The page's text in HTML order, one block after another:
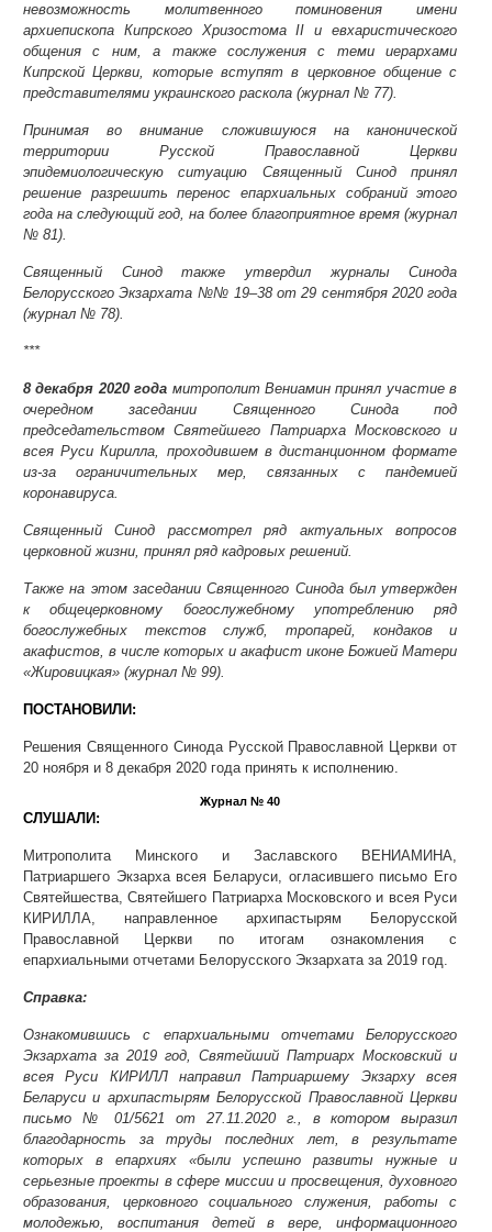
невозможность молитвенного поминовения имени
архиепископа Кипрского Хризостома II и евхаристического
общения с ним, а также сослужения с теми иерархами
Кипрской Церкви, которые вступят в церковное общение с
представителями украинского раскола (журнал № 77).
Принимая во внимание сложившуюся на канонической
территории Русской Православной Церкви
эпидемиологическую ситуацию Священный Синод принял
решение разрешить перенос епархиальных собраний этого
года на следующий год, на более благоприятное время (журнал
№ 81).
Священный Синод также утвердил журналы Синода
Белорусского Экзархата №№ 19–38 от 29 сентября 2020 года
(журнал № 78).
***
8 декабря 2020 года митрополит Вениамин принял участие в
очередном заседании Священного Синода под
председательством Святейшего Патриарха Московского и
всея Руси Кирилла, проходившем в дистанционном формате
из-за ограничительных мер, связанных с пандемией
коронавируса.
Священный Синод рассмотрел ряд актуальных вопросов
церковной жизни, принял ряд кадровых решений.
Также на этом заседании Священного Синода был утвержден
к общецерковному богослужебному употреблению ряд
богослужебных текстов служб, тропарей, кондаков и
акафистов, в числе которых и акафист иконе Божией Матери
«Жировицкая» (журнал № 99).
ПОСТАНОВИЛИ:
Решения Священного Синода Русской Православной Церкви от
20 ноября и 8 декабря 2020 года принять к исполнению.
Журнал № 40
СЛУШАЛИ:
Митрополита Минского и Заславского ВЕНИАМИНА,
Патриаршего Экзарха всея Беларуси, огласившего письмо Его
Святейшества, Святейшего Патриарха Московского и всея Руси
КИРИЛЛА, направленное архипастырям Белорусской
Православной Церкви по итогам ознакомления с
епархиальными отчетами Белорусского Экзархата за 2019 год.
Справка:
Ознакомившись с епархиальными отчетами Белорусского
Экзархата за 2019 год, Святейший Патриарх Московский и
всея Руси КИРИЛЛ направил Патриаршему Экзарху всея
Беларуси и архипастырям Белорусской Православной Церкви
письмо № 01/5621 от 27.11.2020 г., в котором выразил
благодарность за труды последних лет, в результате
которых в епархиях «были успешно развиты нужные и
серьезные проекты в сфере миссии и просвещения, духовного
образования, церковного социального служения, работы с
молодежью, воспитания детей в вере, информационного